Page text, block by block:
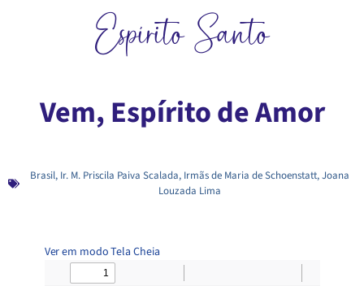
Espírito Santo
Vem, Espírito de Amor
Brasil, Ir. M. Priscila Paiva Scalada, Irmãs de Maria de Schoenstatt,Joana
Louzada Lima
Ver em modo Tela Cheia